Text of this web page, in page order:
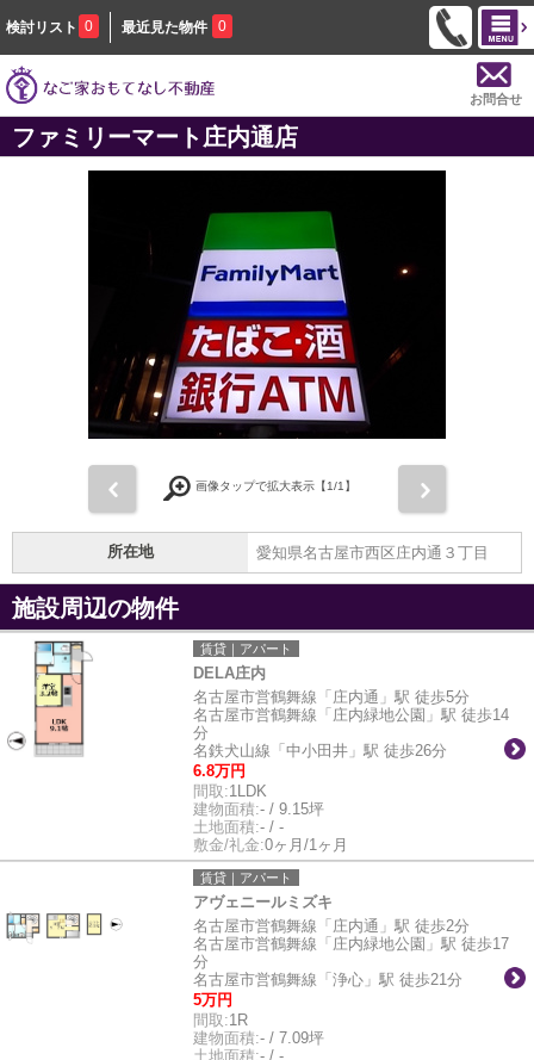
検討リスト 0 最近見た物件 0
お問合せ
ファミリーマート庄内通店
画像タップで拡大表示【1/1】
所在地 愛知県名古屋市西区庄内通３丁目
施設周辺の物件
賃貸｜アパート
DELA庄内
名古屋市営鶴舞線「庄内通」駅 徒歩5分
名古屋市営鶴舞線「庄内緑地公園」駅 徒歩14
分
名鉄犬山線「中小田井」駅 徒歩26分
6.8万円
間取:1LDK
建物面積:- / 9.15坪
土地面積:- / -
敷金/礼金:0ヶ月/1ヶ月
賃貸｜アパート
アヴェニールミズキ
名古屋市営鶴舞線「庄内通」駅 徒歩2分
名古屋市営鶴舞線「庄内緑地公園」駅 徒歩17
分
名古屋市営鶴舞線「浄心」駅 徒歩21分
5万円
間取:1R
建物面積:- / 7.09坪
土地面積:- / -